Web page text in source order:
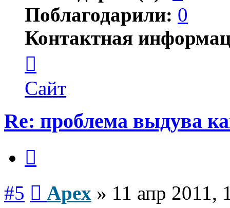
Поблагодарили: 0
Контактная
пользователя
Apex
Сайт
Re: проблема выдува
#5 Apex » 11 апр 2011,